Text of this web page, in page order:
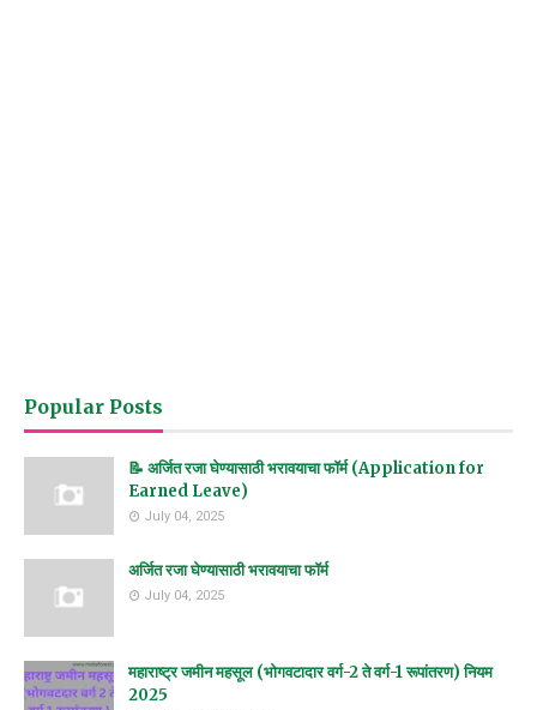
Popular Posts
📝 अर्जित रजा घेण्यासाठी भरावयाचा फॉर्म (Application for
Earned Leave)
July 04, 2025
अर्जित रजा घेण्यासाठी भरावयाचा फॉर्म
July 04, 2025
महाराष्ट्र जमीन महसूल (भोगवटादार वर्ग-2 ते वर्ग-1 रूपांतरण) नियम
2025